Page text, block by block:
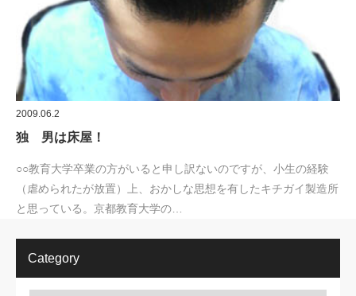
2009.06.2
独 男は床屋！
○○教育大学卒業の方がいると申し訳ないのですが、小生の経験
（虐められたが放置）上、おかしな思想を有したキチガイ製造所
と思っている。京都教育大学の…
Category